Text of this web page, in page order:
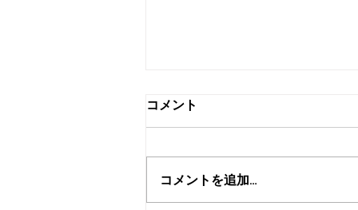
浦和みこし渡御
コメント
コメントを追加…